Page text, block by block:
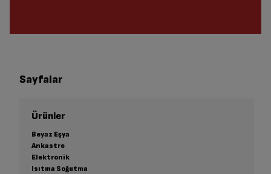
Sayfalar
Ürünler
Beyaz Eşya
Ankastre
Elektronik
Isıtma Soğutma